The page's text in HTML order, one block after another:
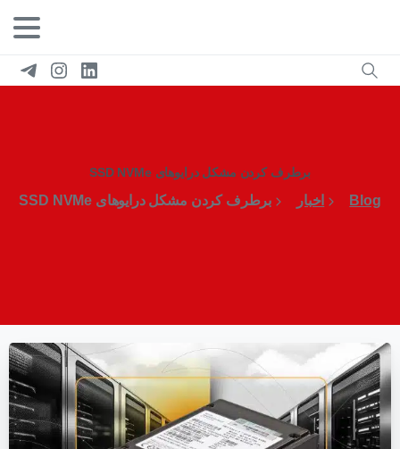
برطرف کردن مشکل درایوهای SSD NVMe
Blog اخبار برطرف کردن مشکل درایوهای SSD NVMe